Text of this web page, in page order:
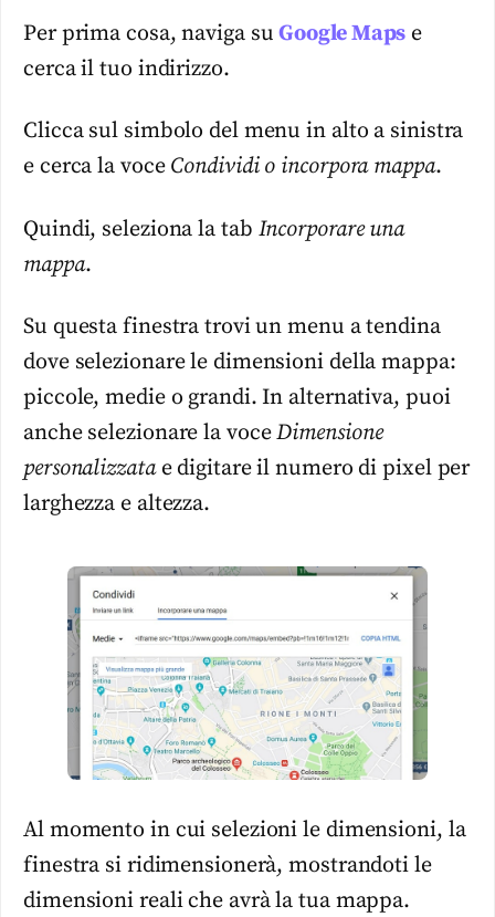
Per prima cosa, naviga suGoogle Maps e
cerca il tuo indirizzo.
Clicca sul simbolo del menu in alto a sinistra
e cerca la voce Condividi o incorpora mappa.
Quindi, seleziona la tab Incorporare una
mappa.
Su questa finestra trovi un menu a tendina
dove selezionare le dimensioni della mappa:
piccole, medie o grandi. In alternativa, puoi
anche selezionare la voceDimensione
personalizzatae digitare il numero di pixel per
larghezza e altezza.
Al momento in cui selezioni le dimensioni, la
finestra si ridimensionerà, mostrandoti le
dimensioni reali che avrà la tua mappa.